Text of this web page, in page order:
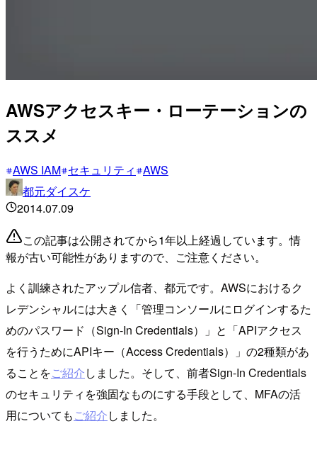
AWSアクセスキー・ローテーションの
ススメ
AWS IAM セキュリティ AWS
都元ダイスケ
2014.07.09
この記事は公開されてから1年以上経過しています。情
報が古い可能性がありますので、ご注意ください。
よく訓練されたアップル信者、都元です。AWSにおけるク
レデンシャルには大きく「管理コンソールにログインするた
めのパスワード（Sign-In Credentials）」と「APIアクセス
を行うためにAPIキー（Access Credentials）」の2種類があ
ることをご紹介しました。そして、前者Sign-In Credentials
のセキュリティを強固なものにする手段として、MFAの活
用についてもご紹介しました。